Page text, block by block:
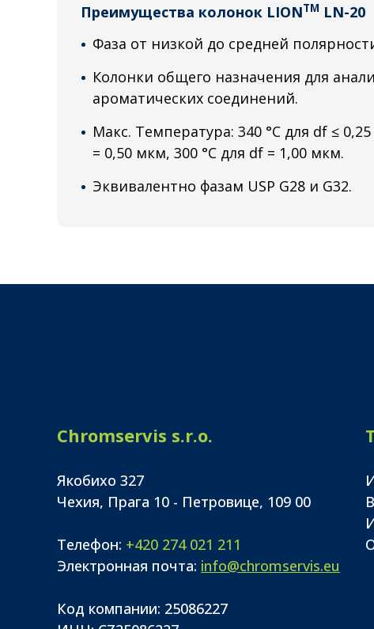
Преимущества колонок LIONTM LN-20
Фаза от низкой до средней
Колонки общего назначения для
ароматических соединений.
Макс. Температура: 340 °C для df ≤
= 0,50 мкм, 300 °C для df = 1,00 мкм.
Эквивалентно фазам USP G28 и G32.
Chromservis s.r.o.
Якобихо 327
Чехия, Прага 10 - Петровице, 109 00
Телефон: +420 274 021 211
Электронная почта: info@chromservis.eu
Код компании: 25086227